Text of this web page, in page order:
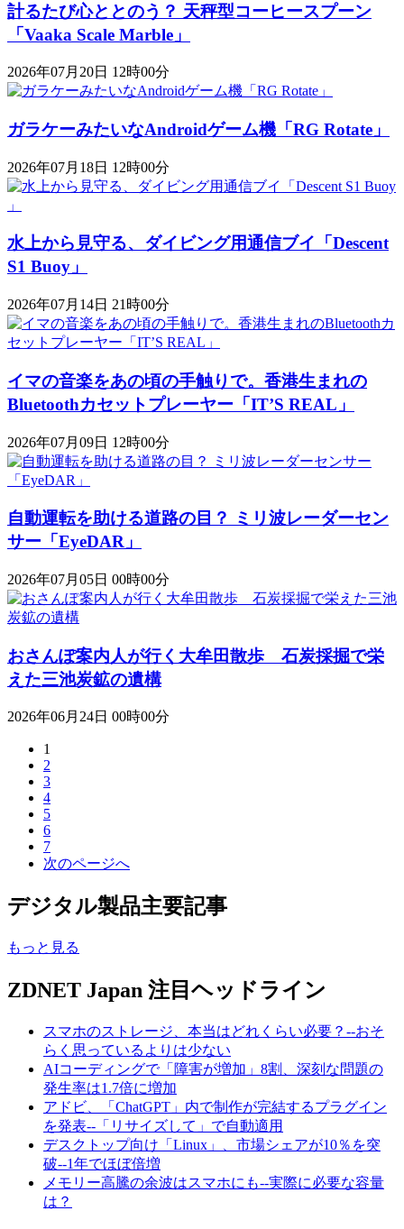
計るたび心ととのう？ 天秤型コーヒースプーン
「Vaaka Scale Marble」
2026年07月20日 12時00分
ガラケーみたいなAndroidゲーム機「RG Rotate」
2026年07月18日 12時00分
水上から見守る、ダイビング用通信ブイ「Descent
S1 Buoy​​」
2026年07月14日 21時00分
イマの音楽をあの頃の手触りで。香港生まれの
Bluetoothカセットプレーヤー「IT’S REAL」
2026年07月09日 12時00分
自動運転を助ける道路の目？ ミリ波レーダーセン
サー「EyeDAR」
2026年07月05日 00時00分
おさんぽ案内人が行く大牟田散歩 石炭採掘で栄
えた三池炭鉱の遺構
2026年06月24日 00時00分
1
2
3
4
5
6
7
次のページへ
デジタル製品主要記事
もっと見る
ZDNET Japan 注目ヘッドライン
スマホのストレージ、本当はどれくらい必要？--おそ
らく思っているよりは少ない
AIコーディングで「障害が増加」8割、深刻な問題の
発生率は1.7倍に増加
アドビ、「ChatGPT」内で制作が完結するプラグイン
を発表--「リサイズして」で自動適用
デスクトップ向け「Linux」、市場シェアが10％を突
破--1年でほぼ倍増
メモリー高騰の余波はスマホにも--実際に必要な容量
は？